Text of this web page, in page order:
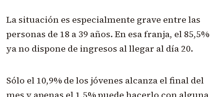
La situación es especialmente grave entre las
personas de 18 a 39 años. En esa franja, el 85,5%
ya no dispone de ingresos al llegar al día 20.
Sólo el 10,9% de los jóvenes alcanza el final del